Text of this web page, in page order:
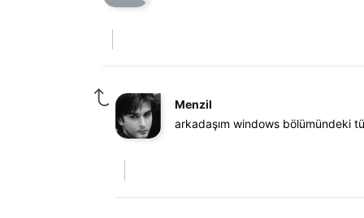
Menzil
arkadaşım windows bölümündeki